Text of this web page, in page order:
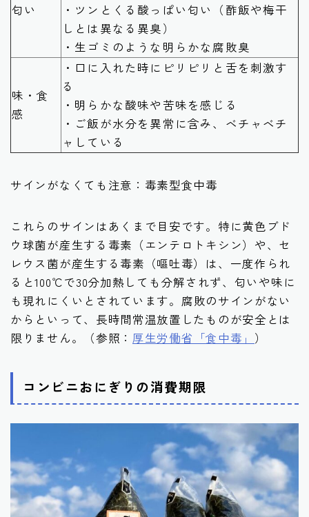
匂い
・ツンとくる酸っぱい匂い（酢飯や梅干
しとは異なる異臭）
・生ゴミのような明らかな腐敗臭
味・食
感
・口に入れた時にピリピリと舌を刺激す
る
・明らかな酸味や苦味を感じる
・ご飯が水分を異常に含み、ベチャベチ
ャしている
サインがなくても注意：毒素型食中毒
これらのサインはあくまで目安です。特に黄色ブド
ウ球菌が産生する毒素（エンテロトキシン）や、セ
レウス菌が産生する毒素（嘔吐毒）は、 一度作られ
ると100℃で30分加熱しても分解されず、匂いや味に
も現れにくい とされています。腐敗のサインがない
からといって、長時間常温放置したものが安全とは
限りません。（参照： 厚生労働省「食中毒」 ）
コンビニおにぎりの消費期限